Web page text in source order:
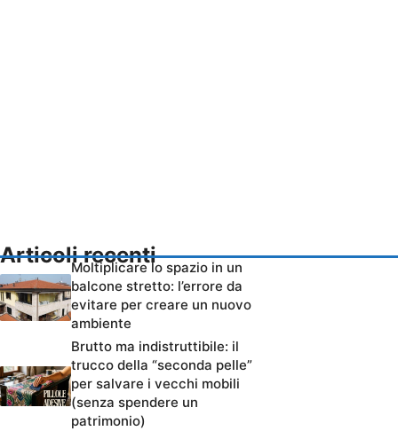
Articoli recenti
Moltiplicare lo spazio in un
balcone stretto: l’errore da
evitare per creare un nuovo
ambiente
Brutto ma indistruttibile: il
trucco della “seconda pelle”
per salvare i vecchi mobili
(senza spendere un
patrimonio)